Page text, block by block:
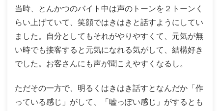
当時、とんかつのバイト中は声のトーンを２トーンく
らい上げていて、笑顔ではきはきと話すようにしてい
ました。自分としてもそれがやりやすくて、元気が無
い時でも接客すると元気になれる気がして、結構好き
でした。お客さんにも声が聞こえやすくなるし。
ただその一方で、明るくはきはき話すとなんだか「作
っている感じ」がして、「嘘っぽい感じ」がするとも